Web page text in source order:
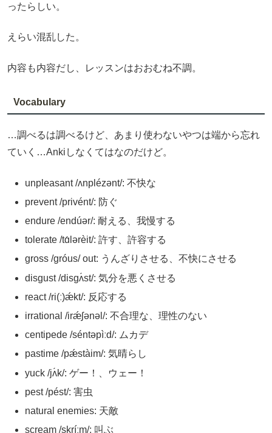
ったらしい。
えらい混乱した。
内容も内容だし、レッスンはおおむね不調。
Vocabulary
…調べるは調べるけど、あまり使わないやつは端から忘れ
ていく…Ankiしなくてはなのだけど。
unpleasant /ʌnplézənt/: 不快な
prevent /privént/: 防ぐ
endure /endúər/: 耐える、我慢する
tolerate /tɑ́lərèit/: 許す、許容する
gross /gróus/ out: うんざりさせる、不快にさせる
disgust /disgʌ́st/: 気分を悪くさせる
react /ri(ː)ǽkt/: 反応する
irrational /irǽʃənəl/: 不合理な、理性のない
centipede /séntəpìːd/: ムカデ
pastime /pǽstàim/: 気晴らし
yuck /jʌ́k/: ゲー！、ウェー！
pest /pést/: 害虫
natural enemies: 天敵
scream /skríːm/: 叫ぶ